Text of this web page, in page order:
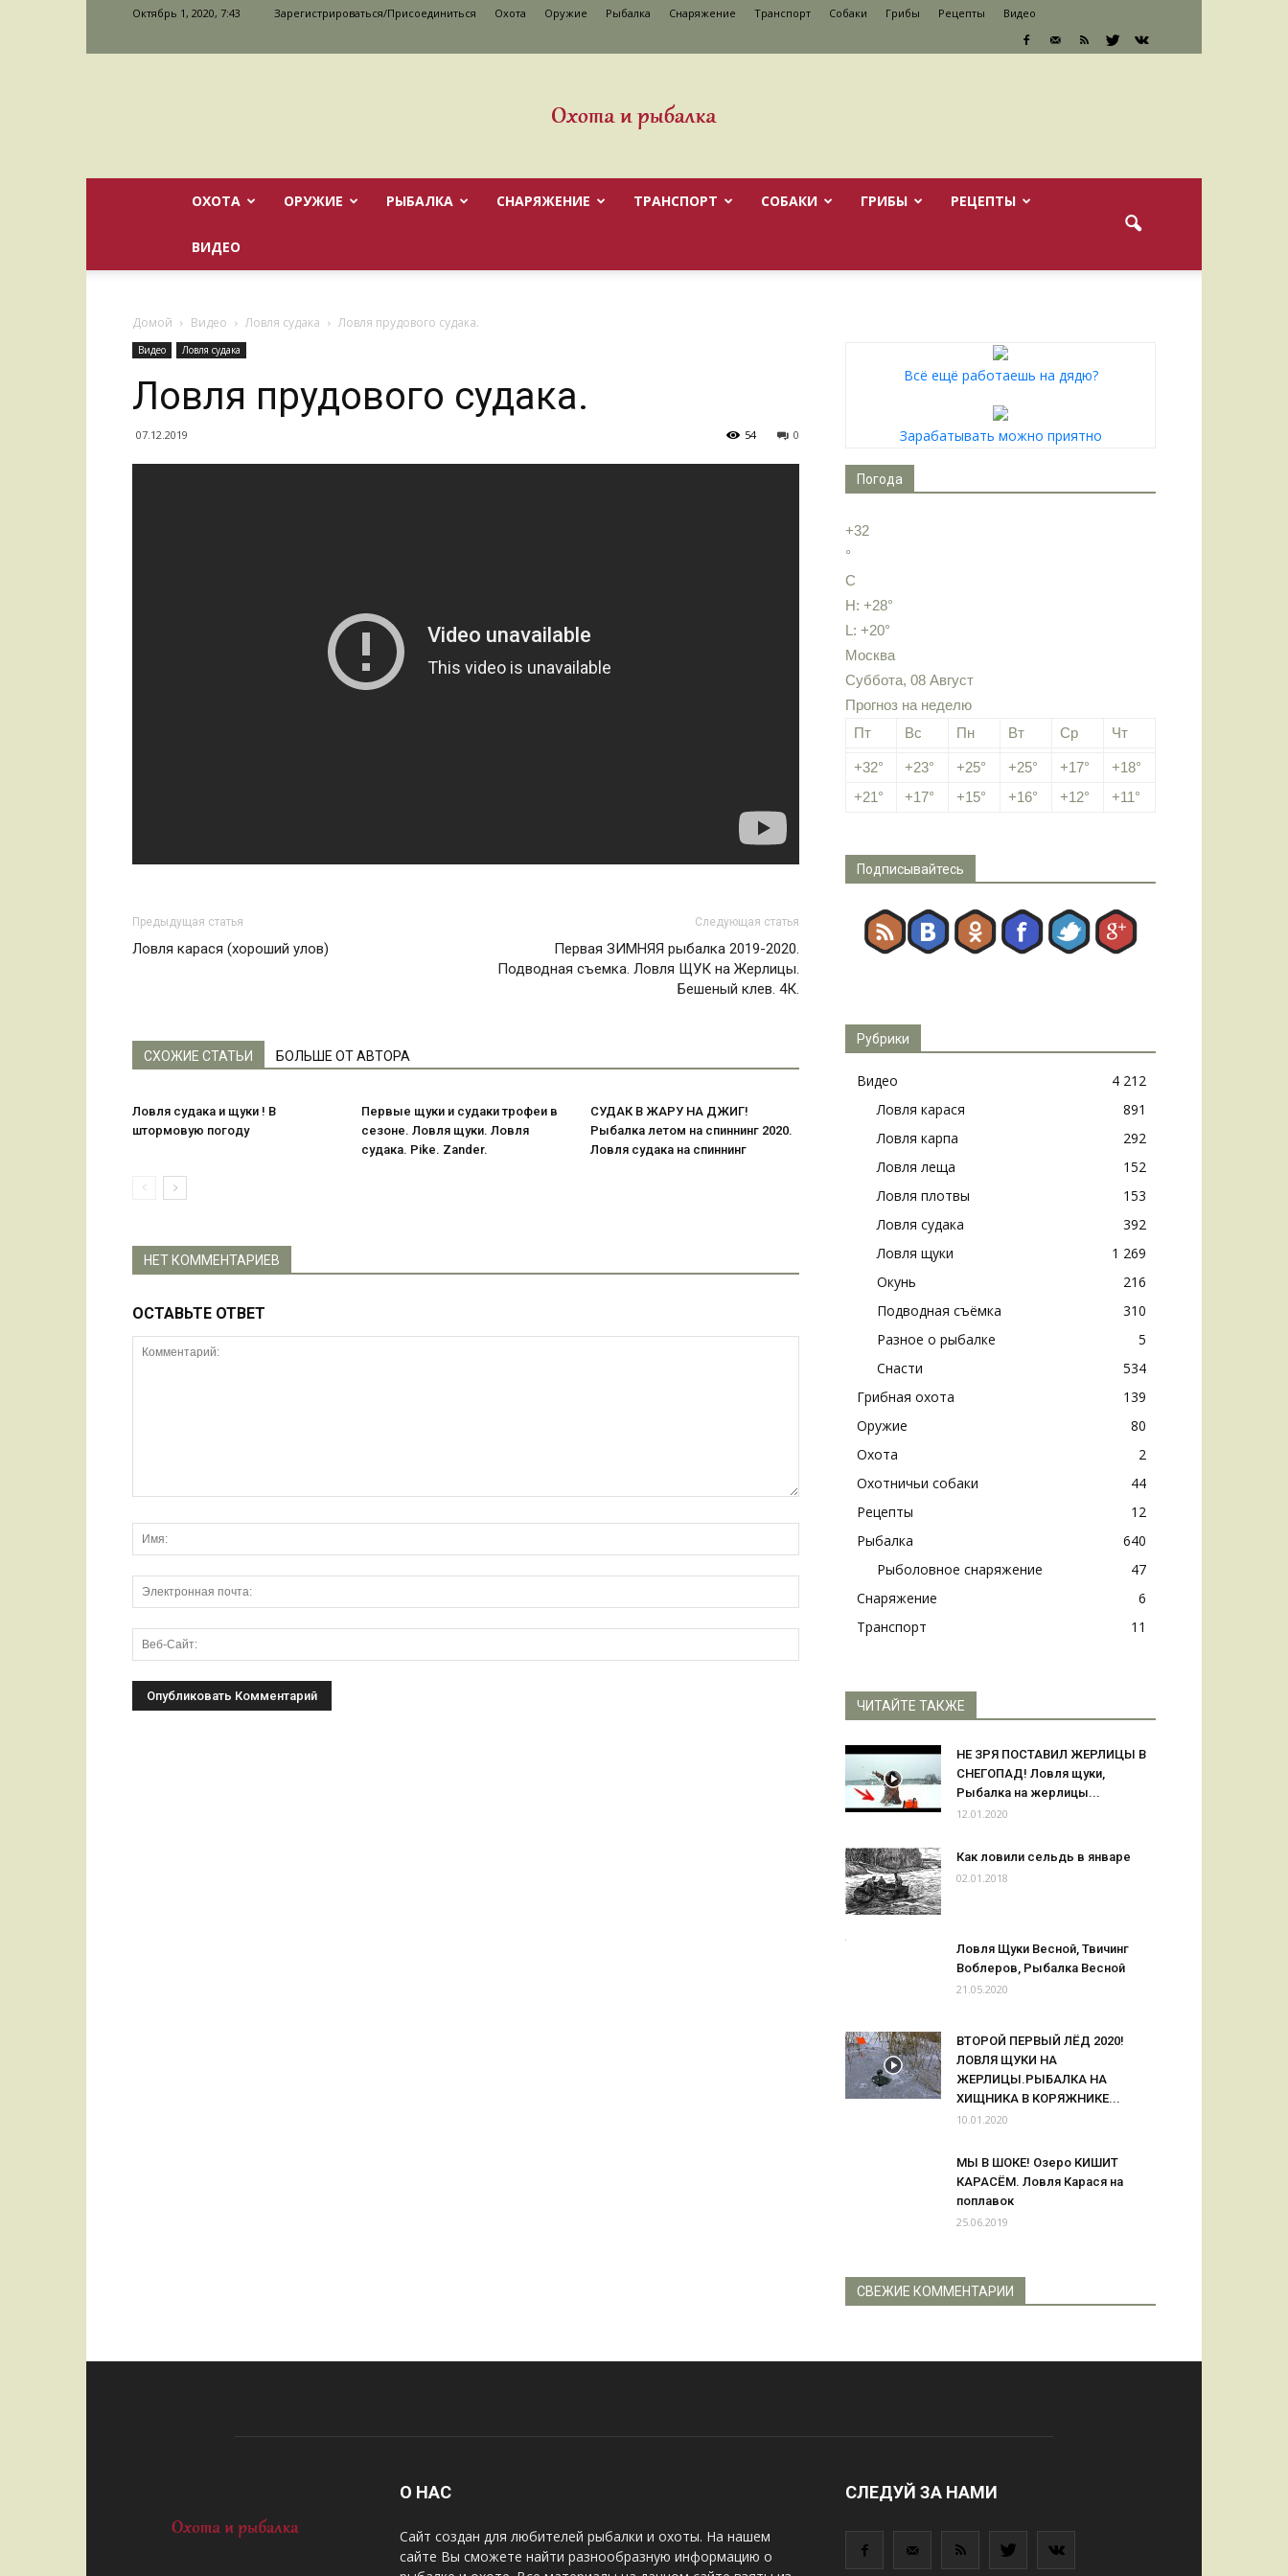
Октябрь 1, 2020, 7:43 Зарегистрироваться/Присоединиться Охота Оружие Рыбалка Снаряжение Транспорт Cобаки Грибы Рецепты Видео
ОХОТА ОРУЖИЕ РЫБАЛКА СНАРЯЖЕНИЕ ТРАНСПОРТ CОБАКИ ГРИБЫ РЕЦЕПТЫ
ВИДЕО
Домой Видео Ловля судака Ловля прудового судака.
Видео Ловля судака
Ловля прудового судака.
07.12.2019 0
54
Предыдущая статья
Ловля карася (хороший улов)
Следующая статья
Первая ЗИМНЯЯ рыбалка 2019-2020.
Подводная съемка. Ловля ЩУК на Жерлицы.
Бешеный клев. 4К.
СХОЖИЕ СТАТЬИ БОЛЬШЕ ОТ АВТОРА
Ловля судака и щуки ! В
штормовую погоду
Первые щуки и судаки трофеи в
сезоне. Ловля щуки. Ловля
судака. Pike. Zander.
СУДАК В ЖАРУ НА ДЖИГ!
Рыбалка летом на спиннинг 2020.
Ловля судака на спиннинг
НЕТ КОММЕНТАРИЕВ
ОСТАВЬТЕ ОТВЕТ
Всё ещё работаешь на дядю?
Зарабатывать можно приятно
Погода
+32
°
C
H: +28°
L: +20°
Москва
Суббота, 08 Август
Прогноз на неделю
Пт
Вс Пн Вт Ср Чт
+32° +23° +25° +25° +17° +18°
+21° +17° +15° +16° +12° +11°
Подписывайтесь
Рубрики
Видео
4 212
Ловля карася
891
Ловля карпа
292
Ловля леща
152
Ловля плотвы
153
Ловля судака
392
Ловля щуки
1 269
Окунь
216
Подводная съёмка
310
Разное о рыбалке
5
Снасти
534
Грибная охота
139
Оружие
80
Охота
2
Охотничьи собаки
44
Рецепты
12
Рыбалка
640
Рыболовное снаряжение
47
Снаряжение
6
Транспорт
11
ЧИТАЙТЕ ТАКЖЕ
НЕ ЗРЯ ПОСТАВИЛ ЖЕРЛИЦЫ В
СНЕГОПАД! Ловля щуки,
Рыбалка на жерлицы...
12.01.2020
Как ловили сельдь в январе
02.01.2018
Ловля Щуки Весной, Твичинг
Воблеров, Рыбалка Весной
21.05.2020
ВТОРОЙ ПЕРВЫЙ ЛЁД 2020!
ЛОВЛЯ ЩУКИ НА
ЖЕРЛИЦЫ.РЫБАЛКА НА
ХИЩНИКА В КОРЯЖНИКЕ...
10.01.2020
МЫ В ШОКЕ! Озеро КИШИТ
КАРАСЁМ. Ловля Карася на
поплавок
25.06.2019
СВЕЖИЕ КОММЕНТАРИИ
О НАС
Сайт создан для любителей рыбалки и охоты. На нашем
сайте Вы сможете найти разнообразную информацию о
СЛЕДУЙ ЗА НАМИ